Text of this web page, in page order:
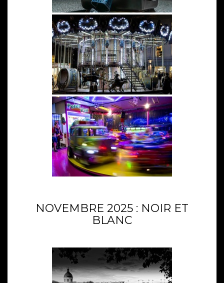
NOVEMBRE 2025 : NOIR ET
BLANC